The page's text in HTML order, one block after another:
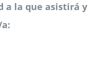
a la que asistirá y